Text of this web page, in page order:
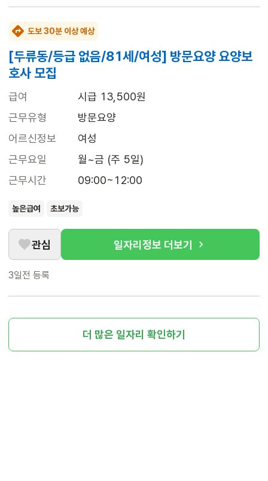
도보 30분 이상 예상
[두류동/등급 없음/81세/여성] 방문요양 요양보
호사 모집
급여
시급 13,500원
근무유형
방문요양
어르신정보
여성
근무요일
월~금 (주 5일)
근무시간
09:00~12:00
높은급여 초보가능
관심 일자리정보 더보기
3일전 등록
더 많은 일자리 확인하기